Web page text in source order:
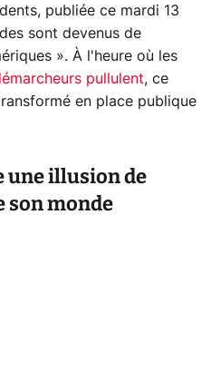
publiée ce mardi 13
sont devenus de
». À l'heure où les
pullulent, ce
en place publique
une illusion de
son monde